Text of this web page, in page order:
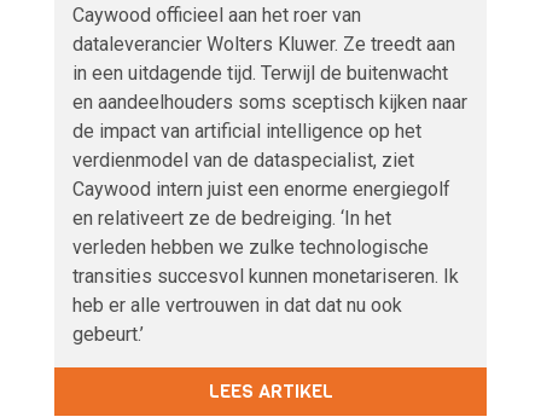
Caywood officieel aan het roer van
dataleverancier Wolters Kluwer. Ze treedt aan
in een uitdagende tijd. Terwijl de buitenwacht
en aandeelhouders soms sceptisch kijken naar
de impact van artificial intelligence op het
verdienmodel van de dataspecialist, ziet
Caywood intern juist een enorme energiegolf
en relativeert ze de bedreiging. ‘In het
verleden hebben we zulke technologische
transities succesvol kunnen monetariseren. Ik
heb er alle vertrouwen in dat dat nu ook
gebeurt.’
LEES ARTIKEL